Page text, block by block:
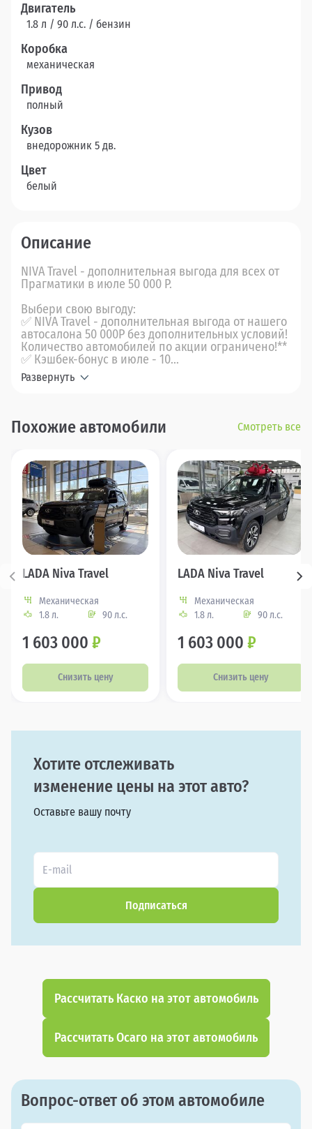
Двигатель
1.8 л / 90 л.c. / бензин
Коробка
механическая
Привод
полный
Кузов
внедорожник 5 дв.
Цвет
белый
Описание
NIVA Travel - дополнительная выгода для всех от
Прагматики в июле 50 000 Р.
Выбери свою выгоду:
✅ NIVA Travel - дополнительная выгода от нашего
автосалона 50 000Р без дополнительных условий!
Количество автомобилей по акции ограничено!**
✅ Кэшбек-бонус в июле - 10...
Развернуть
Похожие автомобили Смотреть все
LADA Niva Travel
Механическая
1.8 л.
90 л.с.
1 603 000 ₽
Снизить цену
LADA Niva Travel
Механическая
1.8 л.
90 л.с.
1 603 000 ₽
Снизить цену
Хотите отслеживать
изменение цены на этот авто?
Оставьте вашу почту
Подписаться
Рассчитать Каско на этот автомобиль
Рассчитать Осаго на этот автомобиль
Вопрос-ответ об этом автомобиле